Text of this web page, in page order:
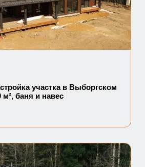
участка в Выборгском
баня и навес